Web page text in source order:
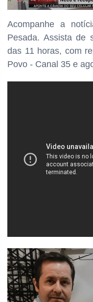
Acompanhe a
Pesada. Assista de
das 11 horas, com
Povo - Canal 35 e